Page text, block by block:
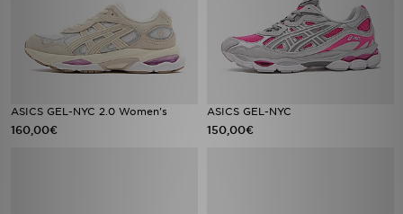
ASICS GEL-NYC 2.0 Women's
160,00€
ASICS GEL-NYC
150,00€